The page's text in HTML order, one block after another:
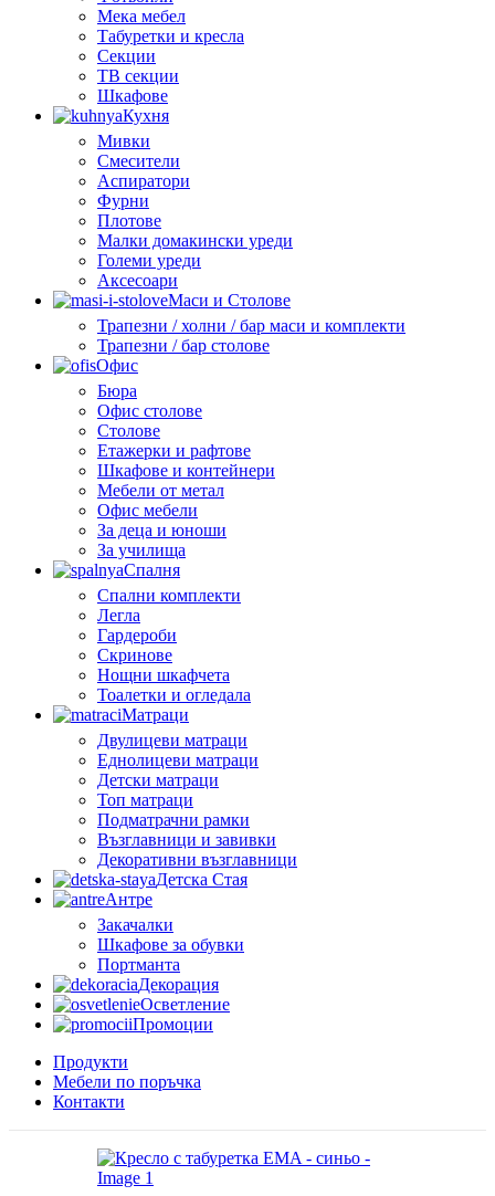
Мека мебел
Табуретки и кресла
Секции
ТВ секции
Шкафове
Кухня
Мивки
Смесители
Аспиратори
Фурни
Плотове
Малки домакински уреди
Големи уреди
Аксесоари
Маси и Столове
Трапезни / холни / бар маси и комплекти
Трапезни / бар столове
Офис
Бюра
Офис столове
Столове
Етажерки и рафтове
Шкафове и контейнери
Мебели от метал
Офис мебели
За деца и юноши
За училища
Спалня
Спални комплекти
Легла
Гардероби
Скринове
Нощни шкафчета
Тоалетки и огледала
Матраци
Двулицеви матраци
Еднолицеви матраци
Детски матраци
Топ матраци
Подматрачни рамки
Възглавници и завивки
Декоративни възглавници
Детска Стая
Антре
Закачалки
Шкафове за обувки
Портманта
Декорация
Осветление
Промоции
Продукти
Мебели по поръчка
Контакти